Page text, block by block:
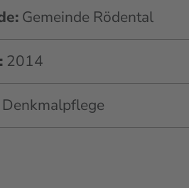
Gemeinde Rödental
2014
Denkmalpflege